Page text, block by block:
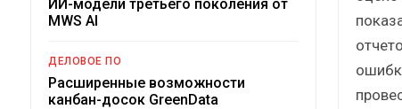
ИИ-модели третьего поколения от
MWS AI
ДЕЛОВОЕ ПО
Расширенные возможности
канбан-досок GreenData